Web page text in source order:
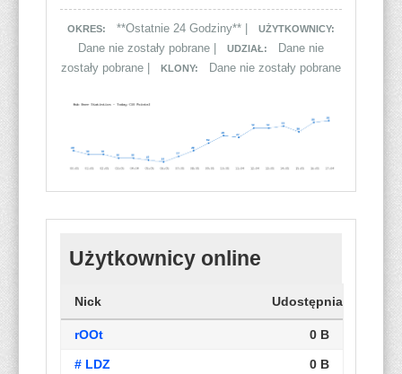
OKRES: **Ostatnie 24 Godziny** | UŻYTKOWNICY:
Dane nie zostały pobrane | UDZIAŁ:
Dane nie
zostały pobrane |
KLONY: Dane nie zostały pobrane
Użytkownicy online
Nick Udostępnianie
rOOt 0 B
# LDZ 0 B